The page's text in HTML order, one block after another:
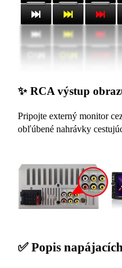
✨ RCA výstup
Pripojte externý monitor
obľúbené nahrávky
✅ Popis